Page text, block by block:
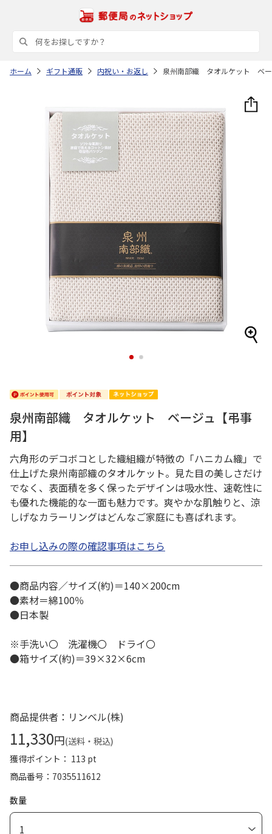
ホーム ギフト通販 内祝い・お返し 泉州南部織 タオルケット ベー
1 2
泉州南部織 タオルケット ベージュ【弔事
用】
六角形のデコボコとした織組織が特徴の「ハニカム織」で
仕上げた泉州南部織のタオルケット。見た目の美しさだけ
でなく、表面積を多く保ったデザインは吸水性、速乾性に
も優れた機能的な一面も魅力です。爽やかな肌触りと、涼
しげなカラーリングはどんなご家庭にも喜ばれます。
お申し込みの際の確認事項はこちら
●商品内容／サイズ(約)＝140×200cm
●素材＝綿100％
●日本製
※手洗い〇 洗濯機〇 ドライ〇
●箱サイズ(約)＝39×32×6cm
商品提供者：リンベル(株)
11,330円(送料・税込)
獲得ポイント： 113 pt
商品番号
7035511612
数量
1